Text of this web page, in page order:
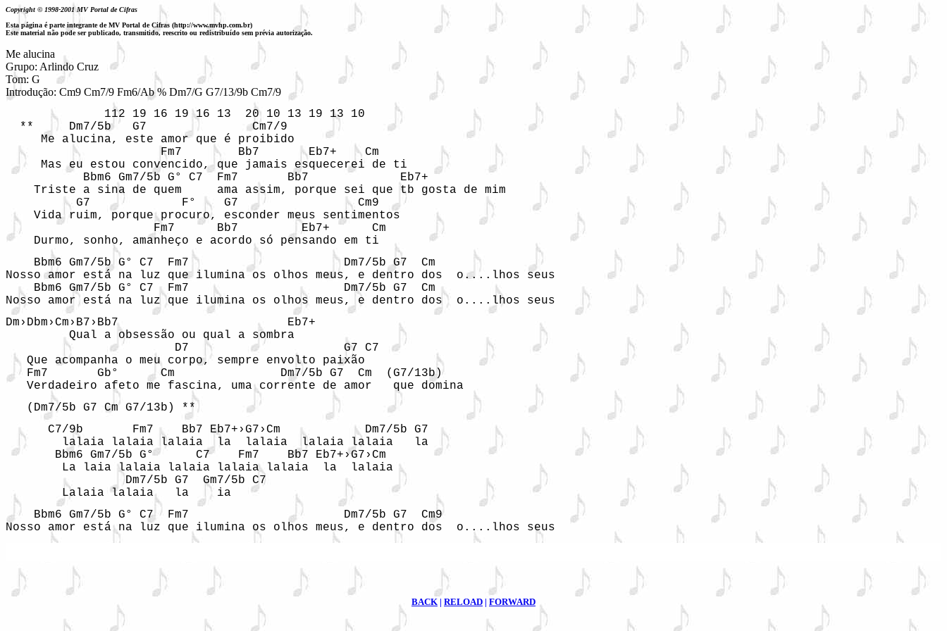
Copyright © 1998-2001 MV Portal de Cifras
Esta página é parte integrante de MV Portal de Cifras (http://www.mvhp.com.br)
Este material não pode ser publicado, transmitido, reescrito ou redistribuído sem prévia autorização.
Me alucina
Grupo: Arlindo Cruz
Tom: G
Introdução: Cm9 Cm7/9 Fm6/Ab % Dm7/G G7/13/9b Cm7/9
              112 19 16 19 16 13  20 10 13 19 13 10
  **     Dm7/5b   G7               Cm7/9
     Me alucina, este amor que é proibido
                      Fm7        Bb7       Eb7+    Cm
     Mas eu estou convencido, que jamais esquecerei de ti
           Bbm6 Gm7/5b G° C7  Fm7       Bb7             Eb7+
    Triste a sina de quem     ama assim, porque sei que tb gosta de mim
          G7             F°    G7                 Cm9
    Vida ruim, porque procuro, esconder meus sentimentos
                     Fm7      Bb7         Eb7+      Cm
    Durmo, sonho, amanheço e acordo só pensando em ti
    Bbm6 Gm7/5b G° C7  Fm7                      Dm7/5b G7  Cm
Nosso amor está na luz que ilumina os olhos meus, e dentro dos  o....lhos seus
    Bbm6 Gm7/5b G° C7  Fm7                      Dm7/5b G7  Cm
Nosso amor está na luz que ilumina os olhos meus, e dentro dos  o....lhos seus
Dm›Dbm›Cm›B7›Bb7                        Eb7+
         Qual a obsessão ou qual a sombra
                        D7                      G7 C7
   Que acompanha o meu corpo, sempre envolto paixão
   Fm7       Gb°      Cm               Dm7/5b G7  Cm  (G7/13b)
   Verdadeiro afeto me fascina, uma corrente de amor   que domina
   (Dm7/5b G7 Cm G7/13b) **
      C7/9b       Fm7    Bb7 Eb7+›G7›Cm            Dm7/5b G7
        lalaia lalaia lalaia  la  lalaia  lalaia lalaia   la
       Bbm6 Gm7/5b G°      C7    Fm7    Bb7 Eb7+›G7›Cm
        La laia lalaia lalaia lalaia lalaia  la  lalaia
                 Dm7/5b G7  Gm7/5b C7
        Lalaia lalaia   la    ia
    Bbm6 Gm7/5b G° C7  Fm7                      Dm7/5b G7  Cm9
Nosso amor está na luz que ilumina os olhos meus, e dentro dos  o....lhos seus
BACK | RELOAD | FORWARD